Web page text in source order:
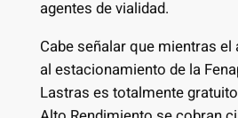
agentes de vialidad.
Cabe señalar que mientras
al estacionamiento de la
Lastras es totalmente